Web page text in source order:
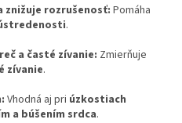
znižuje rozrušenosť: Pomáha
.
a časté zívanie: Zmierňuje
zívanie.
Vhodná aj pri úzkostiach
a búšením srdca.